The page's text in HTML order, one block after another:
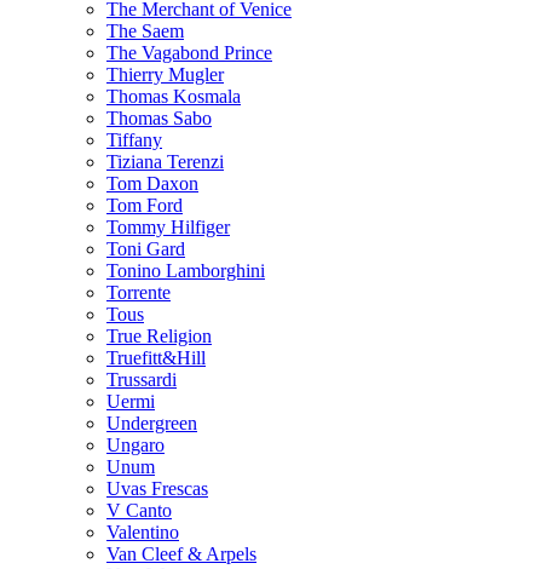
The Merchant of Venice
The Saem
The Vagabond Prince
Thierry Mugler
Thomas Kosmala
Thomas Sabo
Tiffany
Tiziana Terenzi
Tom Daxon
Tom Ford
Tommy Hilfiger
Toni Gard
Tonino Lamborghini
Torrente
Tous
True Religion
Truefitt&Hill
Trussardi
Uermi
Undergreen
Ungaro
Unum
Uvas Frescas
V Canto
Valentino
Van Cleef & Arpels